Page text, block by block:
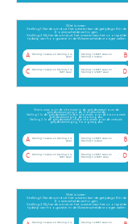
Wat is waar:
Stelling 1: Harde wind uit het westen kan de getijdegolf in de
Oosterschelde verhogen.
Stelling 2: Bij harde wind uit het westen kan het voorspelde
tijdstip van hoogwater in de Westerschelde vroeger vallen
A Stelling 1 is waar en Stelling 2 is
waar B
Stelling 1 is NIET waar en
Stelling 2 is waar
C Stelling 1 is waar en Stelling 2 is
NIET waar D
Stelling 1 is NIET waar en
Stelling 2 is NIET waar
Wat is waar over de informatie in de getijdentabel over de
getijdenbeweging in de Oosterschelde:
Stelling 1: In de getijdentabel vind je informatie over de horizontale
getijdenbeweging, de stroming dus
Stelling 2: In de getijdentabel vind je informatie over de verticale
getijdenbeweging, hoog-laag dus
A Stelling 1 is waar en Stelling 2 is
waar B
Stelling 1 is NIET waar en
Stelling 2 is waar
C Stelling 1 is waar en Stelling 2 is
NIET waar D
Stelling 1 is NIET waar en
Stelling 2 is NIET waar
Wat is waar:
Stelling 1: Harde wind uit het westen kan de getijdegolf in de
Oosterschelde verhogen.
Stelling 2: Bij harde wind uit het westen kan het voorspelde
tijdstip van hoogwater in de Westerschelde vroeger vallen
Stelling 1 is waar en Stelling 2 is Stelling 1 is NIET waar en